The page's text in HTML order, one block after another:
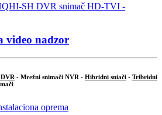
video nadzor
- Mrežni snimači NVR - Hibridni sniači - Tribridni